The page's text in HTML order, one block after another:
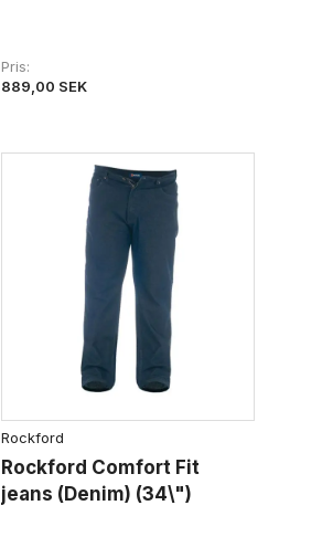
Pris
889,00 SEK
Rockford
Rockford Comfort Fit
jeans (Denim) (34\")